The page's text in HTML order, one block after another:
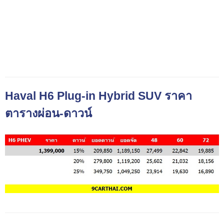
Haval H6 Plug-in Hybrid SUV ราคา
ตารางผ่อน-ดาวน์